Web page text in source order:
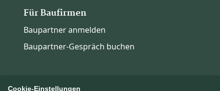
Für Baufirmen
Baupartner anmelden
Baupartner-Gespräch buchen
Cookie-Einstellungen